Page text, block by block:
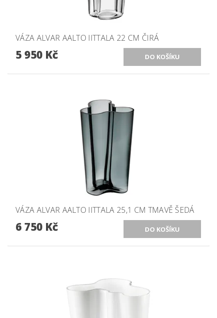
VÁZA ALVAR AALTO IITTALA 22 CM ČIRÁ
5 950 Kč
VÁZA ALVAR AALTO IITTALA 25,1 CM TMAVĚ ŠEDÁ
6 750 Kč